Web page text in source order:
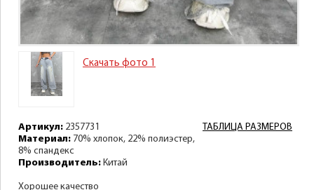
Скачать фото 1
ТАБЛИЦА РАЗМЕРОВ
Артикул: 2357731
Материал: 70% хлопок, 22% полиэстер,
8% спандекс
Производитель: Китай
Хорошее качество